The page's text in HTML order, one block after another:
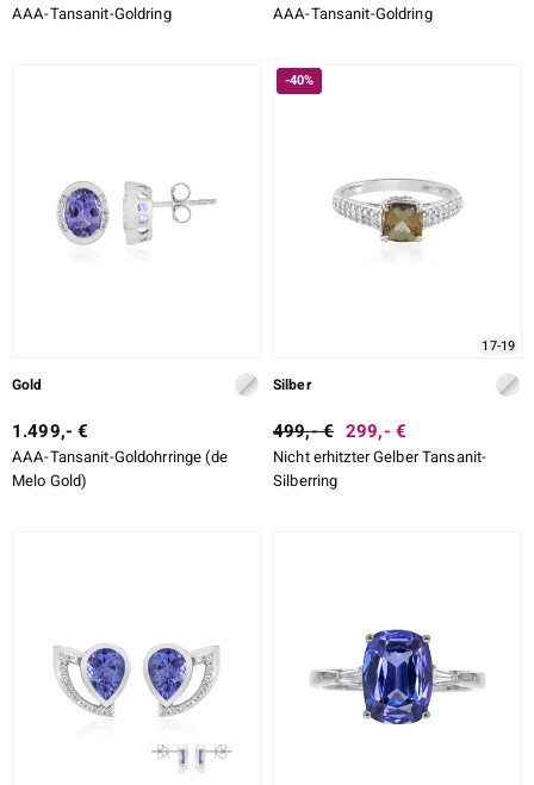
AAA-Tansanit-Goldring AAA-Tansanit-Goldring
Gold
1.499,- €
AAA-Tansanit-Goldohrringe (de
Melo Gold)
-40%
17-19
Silber
499,- € 299,- €
Nicht erhitzter Gelber Tansanit-
Silberring